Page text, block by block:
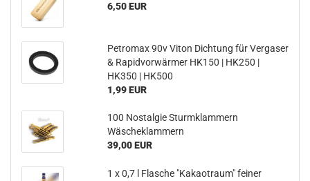
6,50 EUR
Petromax 90v Viton Dichtung für Vergaser
& Rapidvorwärmer HK150 | HK250 |
HK350 | HK500
1,99 EUR
100 Nostalgie Sturmklammern
Wäscheklammern
39,00 EUR
1 x 0,7 l Flasche "Kakaotraum" feiner